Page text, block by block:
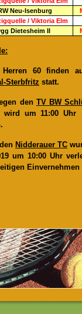
Neu-Isenburg
/ Viktoria Elm
Dietesheim II
60 finden
Sterbfritz statt.
den TV BW
wird um 11:00
Nidderauer TC
um 10:00 Uhr
Einvernehmen